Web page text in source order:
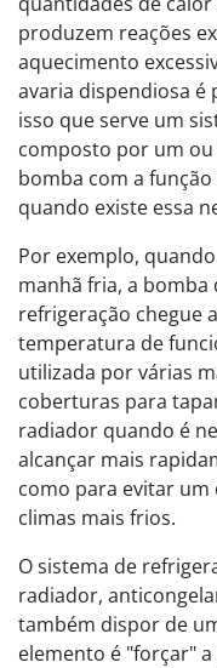
produzem reações
aquecimento
avaria dispendiosa é
isso que serve um
composto por um
bomba com a
quando existe essa
Por exemplo,
manhã fria, a bomba
refrigeração chegue
temperatura de
utilizada por várias
coberturas para
radiador quando é
alcançar mais
como para evitar um
climas mais frios.
O sistema de
radiador,
também dispor de
elemento é "forçar"